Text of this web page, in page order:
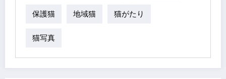
保護猫 地域猫 猫がたり
猫写真